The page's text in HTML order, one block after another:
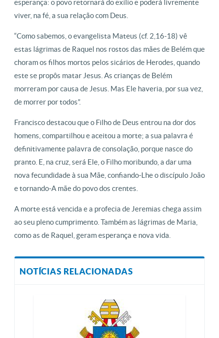
esperança: o povo retornará do exílio e poderá livremente
viver, na fé, a sua relação com Deus.
“Como sabemos, o evangelista Mateus (cf. 2,16-18) vê
estas lágrimas de Raquel nos rostos das mães de Belém que
choram os filhos mortos pelos sicários de Herodes, quando
este se propôs matar Jesus. As crianças de Belém
morreram por causa de Jesus. Mas Ele haveria, por sua vez,
de morrer por todos”.
Francisco destacou que o Filho de Deus entrou na dor dos
homens, compartilhou e aceitou a morte; a sua palavra é
definitivamente palavra de consolação, porque nasce do
pranto. E, na cruz, será Ele, o Filho moribundo, a dar uma
nova fecundidade à sua Mãe, confiando-Lhe o discípulo João
e tornando-A mãe do povo dos crentes.
A morte está vencida e a profecia de Jeremias chega assim
ao seu pleno cumprimento. Também as lágrimas de Maria,
como as de Raquel, geram esperança e nova vida.
NOTÍCIAS RELACIONADAS